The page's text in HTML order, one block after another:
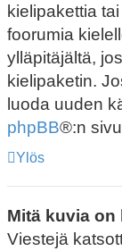
kielipakettia
foorumia
ylläpitäjältä,
kielipaketin.
luoda uuden
phpBB®:n
Ylös
Mitä kuvia
Viestejä